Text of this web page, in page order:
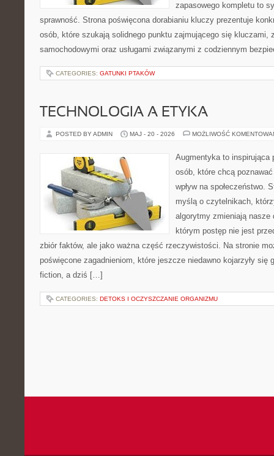
zapasowego kompletu to
sprawność. Strona poświęcona dorabianiu kluczy prezentuje
osób, które szukają solidnego punktu zajmującego się kluczami,
samochodowymi oraz usługami związanymi z codziennym
CATEGORIES: GATUNKI PTAKÓW
TECHNOLOGIA A ETYKA
POSTED BY ADMIN MAJ - 20 - 2026 MOŻLIWOŚĆ
Augmentyka to inspirująca
osób, które chcą
wpływ na społeczeństwo.
myślą o czytelnikach,
algorytmy zmieniają nasze
którym postęp nie jest
zbiór faktów, ale jako ważna część rzeczywistości. Na stronie
poświęcone zagadnieniom, które jeszcze niedawno kojarzyły się
fiction, a dziś […]
CATEGORIES: DETOKS I OCZYSZCZANIE ORGANIZMU